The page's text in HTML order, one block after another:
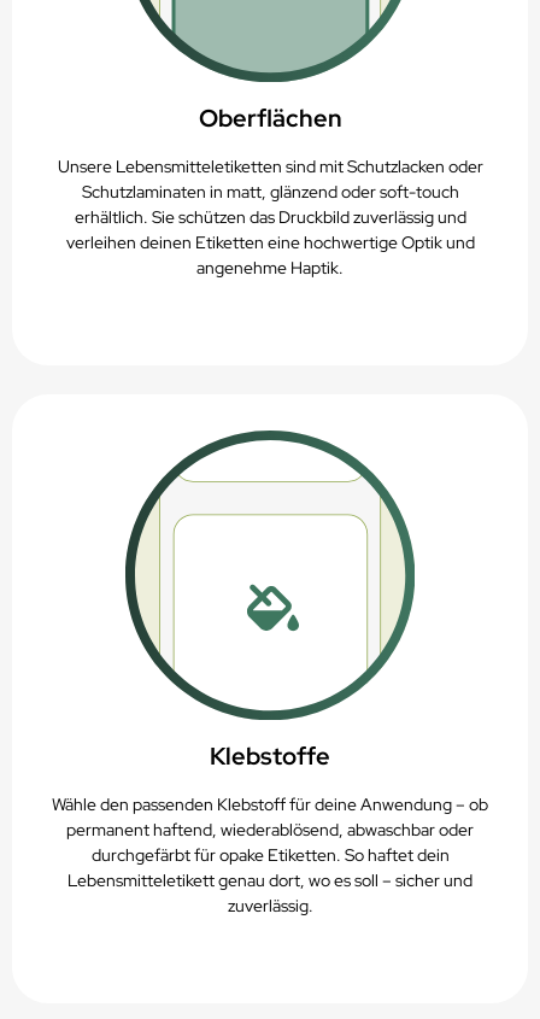
Oberflächen
Unsere Lebensmitteletiketten sind mit Schutzlacken oder
Schutzlaminaten in matt, glänzend oder soft-touch
erhältlich. Sie schützen das Druckbild zuverlässig und
verleihen deinen Etiketten eine hochwertige Optik und
angenehme Haptik.
Klebstoffe
Wähle den passenden Klebstoff für deine Anwendung – ob
permanent haftend, wiederablösend, abwaschbar oder
durchgefärbt für opake Etiketten. So haftet dein
Lebensmitteletikett genau dort, wo es soll – sicher und
zuverlässig.